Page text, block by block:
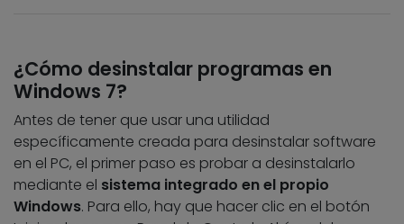
¿Cómo desinstalar programas en
Windows 7?
Antes de tener que usar una utilidad
específicamente creada para desinstalar software
en el PC, el primer paso es probar a desinstalarlo
mediante el sistema integrado en el propio
Windows. Para ello, hay que hacer clic en el botón